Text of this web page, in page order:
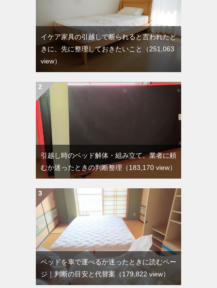
イケア家具の引越しで断られると言われたと
きに、先に整理しておきたいこと
（251,063
view）
引越し時のベッド解体・組み立て。業者に頼
むか迷ったときの判断整理 （183,170 view）
ベッドを車で運べるか迷ったときに読むペー
ジ｜判断の目安と代替案 （179,822 view）